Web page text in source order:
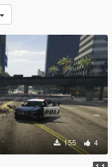
155 4